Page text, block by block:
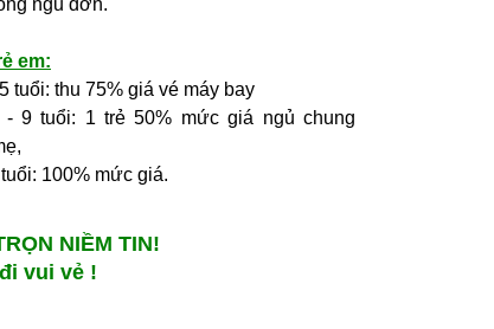
ngủ đơn.
em:
tuổi: thu 75% giá vé máy bay
9 tuổi: 1 trẻ 50% mức giá ngủ chung
100% mức giá.
NIỀM TIN!
vui vẻ !